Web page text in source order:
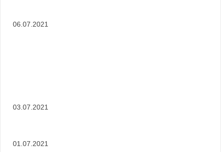
06.07.2021
03.07.2021
01.07.2021